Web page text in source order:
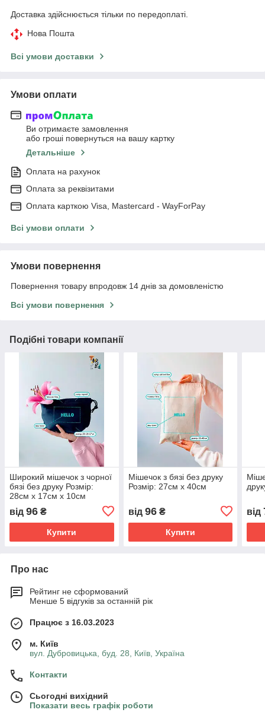
Доставка здійснюється тільки по передоплаті.
Нова Пошта
Всі умови доставки
Умови оплати
Ви отримаєте замовлення
або гроші повернуться на вашу картку
Детальніше
Оплата на рахунок
Оплата за реквізитами
Оплата карткою Visa, Mastercard - WayForPay
Всі умови оплати
Умови повернення
Повернення товару впродовж 14 днів за домовленістю
Всі умови повернення
Подібні товари компанії
Широкий мішечок з чорної
бязі без друку Розмір:
28см х 17см х 10см
від 96 ₴
Купити
Мішечок з бязі без друку
Розмір: 27cм х 40см
від 96₴
Купити
від
Про нас
Рейтинг не сформований
Менше 5 відгуків за останній рік
Працює з 16.03.2023
м. Київ
вул. Дубровицька, буд. 28, Київ, Україна
Контакти
Сьогодні вихідний
Показати весь графік роботи